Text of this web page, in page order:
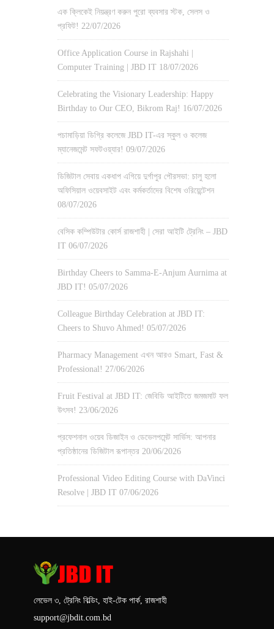
এক ক্লিকেই নিয়ন্ত্রণ করুন পুরো ব্যবসার স্টক, সেলস ও
প্রফিট! 22/07/2026
Office Application Course in Rajshahi |
Computer Training | JBD IT 18/07/2026
Celebrating the Visionary Leadership: Happy
Birthday to Our CEO, Bikrom Raj! 16/07/2026
পচামাড়িয়া ডিগ্রি কলেজে JBD IT-এর স্কুল ও কলেজ
ম্যানেজমেন্ট সফটওয়্যার! 09/07/2026
ডিজিটাল সেবায় একধাপ এগিয়ে দুর্গাপুর পৌরসভা: চালু হলো
অফিসিয়াল ওয়েবসাইট এবং কর্মকর্তাদের বিশেষ ওরিয়েন্টেশন
08/07/2026
বেসিক কম্পিউটার কোর্স রাজশাহী | সেরা আইটি ট্রেনিং – JBD
IT 06/07/2026
Birthday Cheers to Samma-E-Anjum Aurnima at
JBD IT! 05/07/2026
Colleague Birthday Celebration at JBD IT:
Cheers to Shuvo Ahmed! 05/07/2026
Pharmacy Management এখন আরও Smart, Fast &
Professional! 27/06/2026
Fruit Festival at JBD IT: জেবিডি আইটিতে জমজমাট ফল
উৎসব! 23/06/2026
প্রফেশনাল ওয়েব ডিজাইন ও ডেভেলপমেন্ট সার্ভিস: আপনার
প্রতিষ্ঠানের ডিজিটাল রূপান্তর 20/06/2026
Professional Video Editing Course with DaVinci
Resolve | JBD IT 07/06/2026
লেভেল ৩, ট্রেনিং বিল্ডিং, হাই-টেক পার্ক, রাজশাহী
support@jbdit.com.bd